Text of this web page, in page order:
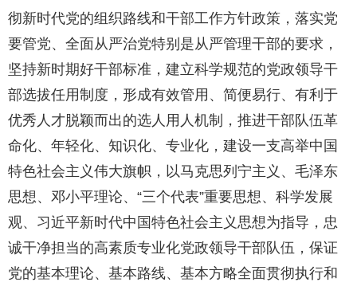
彻新时代党的组织路线和干部工作方针政策，落实党
要管党、全面从严治党特别是从严管理干部的要求，
坚持新时期好干部标准，建立科学规范的党政领导干
部选拔任用制度，形成有效管用、简便易行、有利于
优秀人才脱颖而出的选人用人机制，推进干部队伍革
命化、年轻化、知识化、专业化，建设一支高举中国
特色社会主义伟大旗帜，以马克思列宁主义、毛泽东
思想、邓小平理论、“三个代表”重要思想、科学发展
观、习近平新时代中国特色社会主义思想为指导，忠
诚干净担当的高素质专业化党政领导干部队伍，保证
党的基本理论、基本路线、基本方略全面贯彻执行和